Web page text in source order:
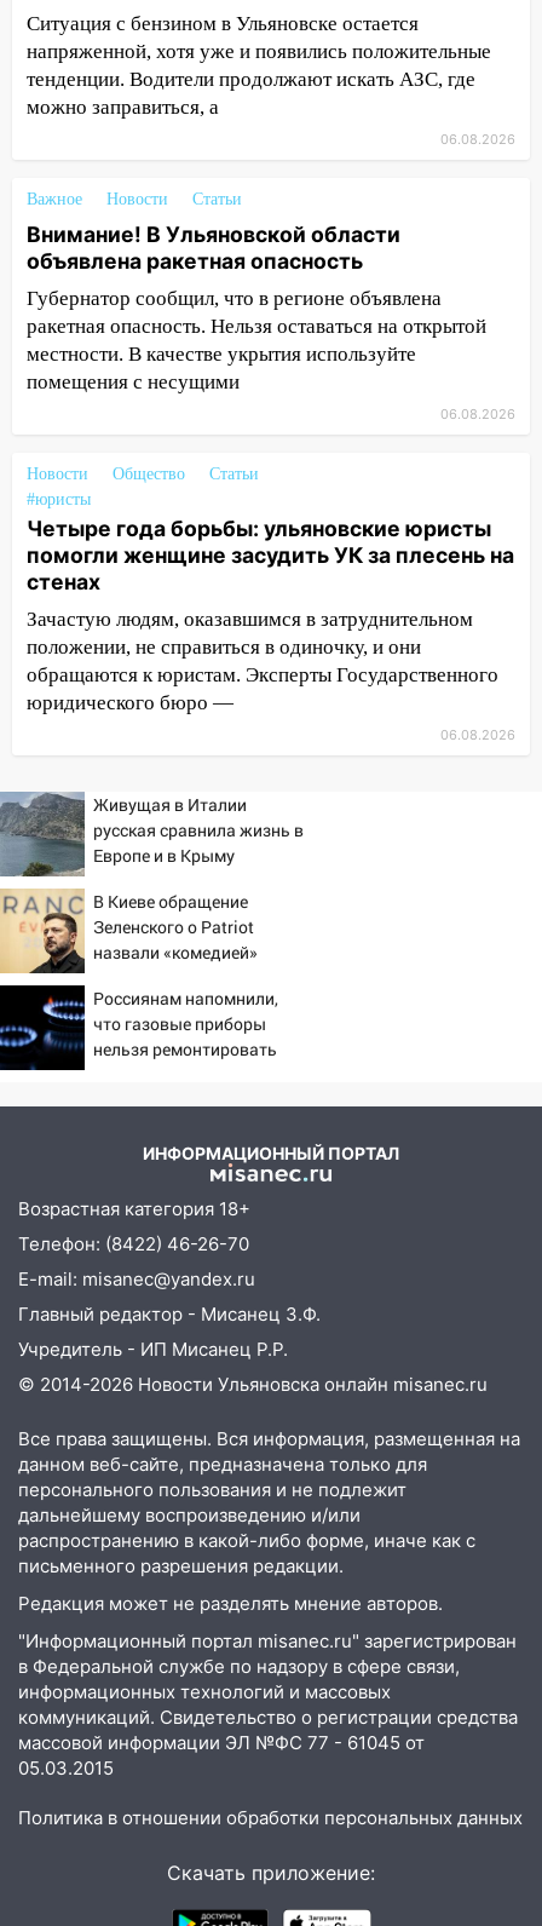
11:49 Снят режим «Ракетная
опасность» на территории Ульяновской
области
11:30
Кабмин РФ разрешил до 1 июля
2027 года импорт, выпуск и обращение
11:12
Соцсети: на Рябикова автомобиль
врезался в забор
10:27 Где есть бензин в Ульяновске
днем 6 августа: список АЗС
10:16 Внимание! В Ульяновской области
объявлена ракетная опасность
51-летний мужчина
09:50
застрял в тепловозе
09:44
Чернышевского
08:21 В Заволжском районе украли два
велосипеда
погода в четверг
06:00
Четыре года борьбы: ульяновские
юристы помогли женщине засудить УК
за плесень на стенах
05:00
Кому 6 августа звезды сулят
прибыль, а кому — испытания на
прочность
05.08.2026
22:58
Мошенники обманули 92-летнюю
жительницу Ульяновской области
19:14 Житель Ульяновской области
подвез троих незнакомцев на трассе и
заработал уголовное дело
18:14 Прогноз погоды на 6 августа в
Ульяновской области
18:00 Мотофристайл, рок и силовой
большой фестиваль «Наше время»
17:30 Где есть бензин в Ульяновске 5
августа после рабочего дня: список АЗС
17:05 «Обыск» по видеосвязи: в
Ульяновске задержали 19-летнюю
сообщницу мошенников
16:12 Едва не перерезал горло: в
Вешкайме посиделки с судимым
знакомым закончились для женщины
больницей
16:06 18-летняя девушка без прав
больницу
Ульяновец отдал более 14
Ситуация с бензином в Ульяновске остается
напряженной, хотя уже и появились положительные
тенденции. Водители продолжают искать АЗС, где
можно заправиться, а
06.08.2026
Важное Новости Статьи
Внимание! В Ульяновской области
объявлена ракетная опасность
Губернатор сообщил, что в регионе объявлена
ракетная опасность. Нельзя оставаться на открытой
местности. В качестве укрытия используйте
помещения с несущими
06.08.2026
Новости Общество
Статьи
#юристы
Четыре года борьбы: ульяновские юристы
помогли женщине засудить УК за плесень на
стенах
Зачастую людям, оказавшимся в затруднительном
положении, не справиться в одиночку, и они
обращаются к юристам. Эксперты Государственного
юридического бюро —
06.08.2026
Живущая в Италии
русская сравнила жизнь в
Европе и в Крыму
В Киеве обращение
Зеленского о Patriot
назвали «комедией»
Россиянам напомнили,
что газовые приборы
нельзя ремонтировать
ИНФОРМАЦИОННЫЙ ПОРТАЛ
Возрастная категория 18+
Телефон: (8422) 46-26-70
E-mail: misanec@yandex.ru
Главный редактор - Мисанец З.Ф.
Учредитель - ИП Мисанец Р.Р.
© 2014-2026 Новости Ульяновска онлайн misanec.ru
Все права защищены. Вся информация, размещенная на
данном веб-сайте, предназначена только для
персонального пользования и не подлежит
дальнейшему воспроизведению и/или
распространению в какой-либо форме, иначе как с
письменного разрешения редакции.
Редакция может не разделять мнение авторов.
"Информационный портал misanec.ru" зарегистрирован
в Федеральной службе по надзору в сфере связи,
информационных технологий и массовых
коммуникаций. Свидетельство о регистрации средства
массовой информации ЭЛ №ФС 77 - 61045 от
05.03.2015
Политика в отношении обработки персональных данных
Скачать приложение: